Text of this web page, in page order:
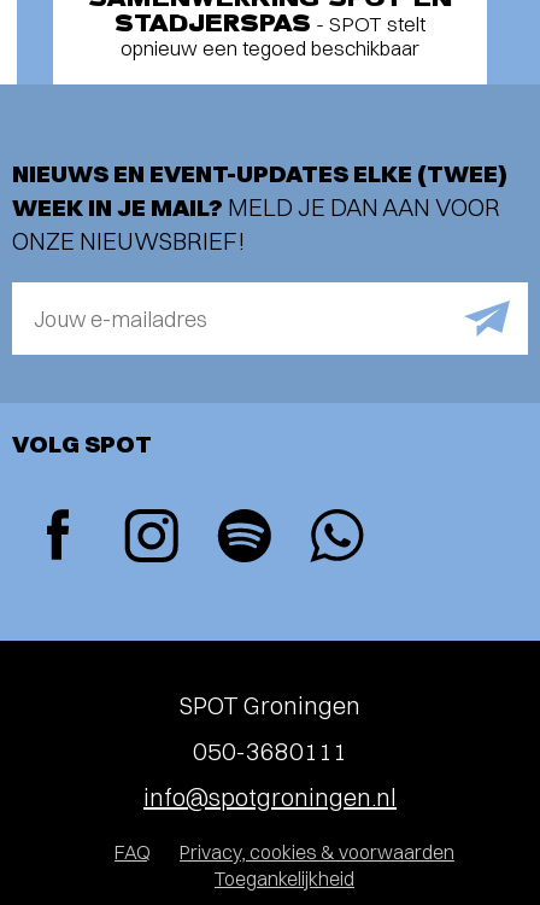
STADJERSPAS - SPOT stelt
opnieuw een tegoed beschikbaar
NIEUWS EN EVENT-UPDATES ELKE (TWEE)
WEEK IN JE MAIL? MELD JE DAN AAN VOOR
ONZE NIEUWSBRIEF!
Jouw e-mailadres
VOLG SPOT
SPOT Groningen
050-3680111
info@spotgroningen.nl
FAQ
Privacy, cookies & voorwaarden
Toegankelijkheid